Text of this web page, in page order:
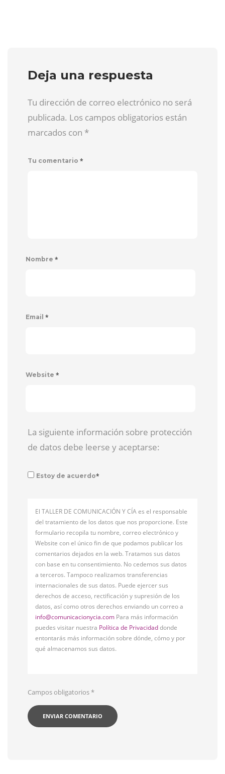
Deja una respuesta
Tu dirección de correo electrónico no será
publicada. Los campos obligatorios están
marcados con *
Tu comentario *
Nombre *
Email *
Website *
La siguiente información sobre protección
de datos debe leerse y aceptarse:
Estoy de acuerdo*
El TALLER DE COMUNICACIÓN Y CÍA es el responsable
del tratamiento de los datos que nos proporcione. Este
formulario recopila tu nombre, correo electrónico y
Website con el único fin de que podamos publicar los
comentarios dejados en la web. Tratamos sus datos
con base en tu consentimiento. No cedemos sus datos
a terceros. Tampoco realizamos transferencias
internacionales de sus datos. Puede ejercer sus
derechos de acceso, rectificación y supresión de los
datos, así como otros derechos enviando un correo a
info@comunicacionycia.com Para más información
puedes visitar nuestra Política de Privacidaddonde
entontarás más información sobre dónde, cómo y por
qué almacenamos sus datos.
Campos obligatorios*